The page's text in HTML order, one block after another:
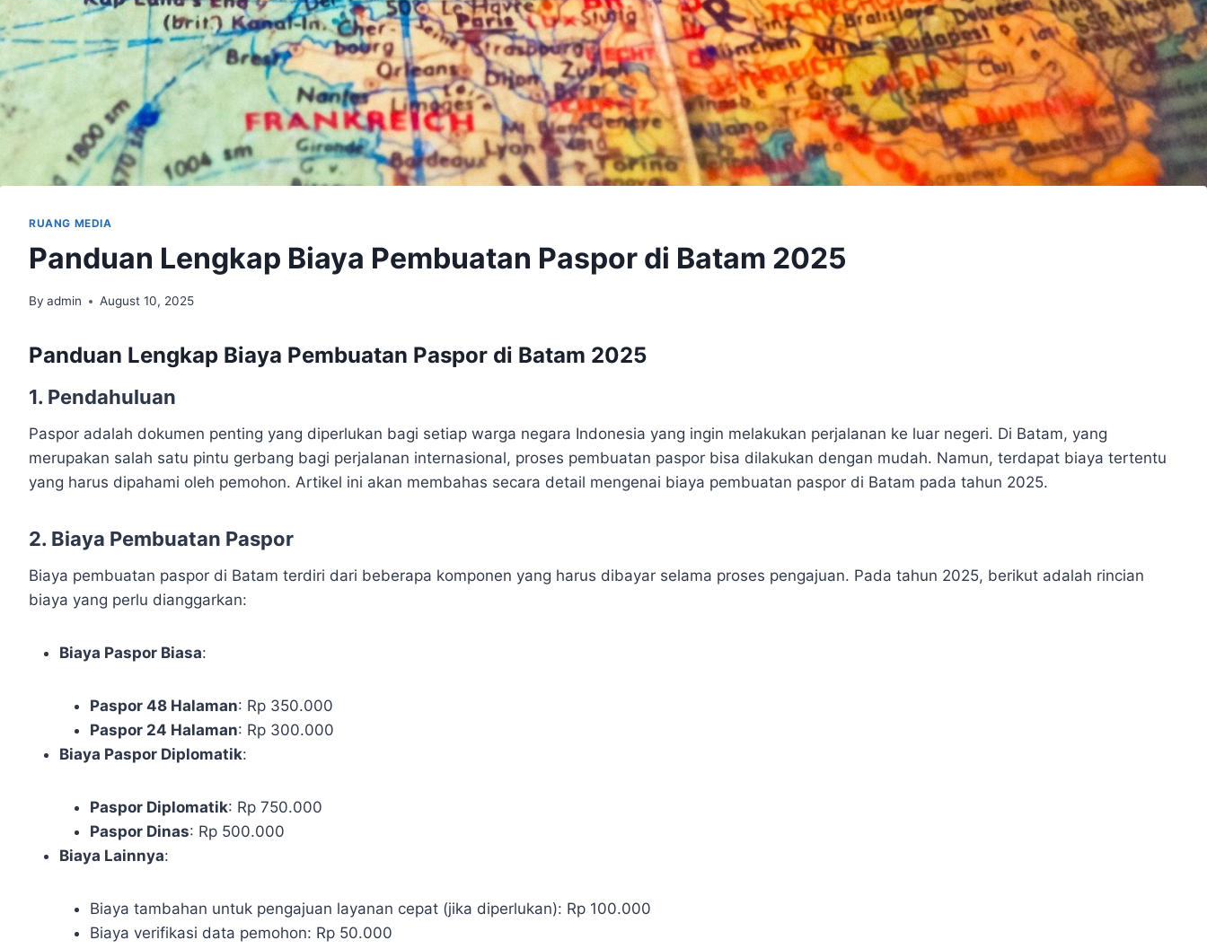
RUANG MEDIA
Panduan Lengkap Biaya Pembuatan Paspor di Batam 2025
By admin August 10, 2025
Panduan Lengkap Biaya Pembuatan Paspor di Batam 2025
1. Pendahuluan
Paspor adalah dokumen penting yang diperlukan bagi setiap warga negara Indonesia yang ingin melakukan perjalanan ke luar negeri. Di Batam, yang
merupakan salah satu pintu gerbang bagi perjalanan internasional, proses pembuatan paspor bisa dilakukan dengan mudah. Namun, terdapat biaya tertentu
yang harus dipahami oleh pemohon. Artikel ini akan membahas secara detail mengenai biaya pembuatan paspor di Batam pada tahun 2025.
2. Biaya Pembuatan Paspor
Biaya pembuatan paspor di Batam terdiri dari beberapa komponen yang harus dibayar selama proses pengajuan. Pada tahun 2025, berikut adalah rincian
biaya yang perlu dianggarkan:
Biaya Paspor Biasa:
Paspor 48 Halaman: Rp 350.000
Paspor 24 Halaman: Rp 300.000
Biaya Paspor Diplomatik:
Paspor Diplomatik: Rp 750.000
Paspor Dinas: Rp 500.000
Biaya Lainnya:
Biaya tambahan untuk pengajuan layanan cepat (jika diperlukan): Rp 100.000
Biaya verifikasi data pemohon: Rp 50.000